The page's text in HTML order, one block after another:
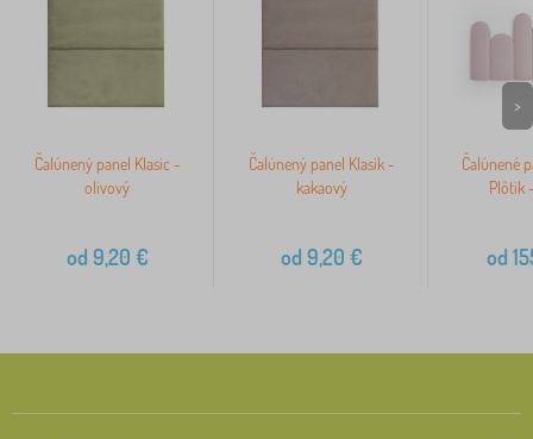
Čalúnený panel Klasic -
olivový
od 9,20 €
Čalúnený panel Klasik -
kakaový
od 9,20 €
Čalúnené
Plôtik
od
>